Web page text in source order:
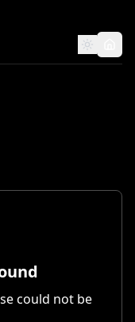
could not be